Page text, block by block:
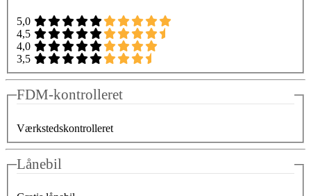
5,0
4,5
4,0
3,5
FDM-kontrolleret
Værkstedskontrolleret
Lånebil